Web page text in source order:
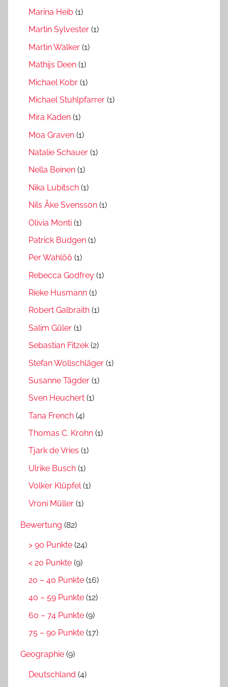
Marina Heib (1)
Martin Sylvester (1)
Martin Walker (1)
Mathijs Deen (1)
Michael Kobr (1)
Michael Stuhlpfarrer (1)
Mira Kaden (1)
Moa Graven (1)
Natalie Schauer (1)
Nella Beinen (1)
Nika Lubitsch (1)
Nils Åke Svensson (1)
Olivia Monti (1)
Patrick Budgen (1)
Per Wahlöö (1)
Rebecca Godfrey (1)
Rieke Husmann (1)
Robert Galbraith (1)
Salim Güler (1)
Sebastian Fitzek (2)
Stefan Wollschläger (1)
Susanne Tägder (1)
Sven Heuchert (1)
Tana French (4)
Thomas C. Krohn (1)
Tjark de Vries (1)
Ulrike Busch (1)
Volker Klüpfel(1)
Vroni Müller (1)
Bewertung (82)
> 90 Punkte (24)
< 20 Punkte (9)
20 – 40 Punkte (16)
40 – 59 Punkte (12)
60 – 74 Punkte (9)
75 – 90 Punkte (17)
Geographie (9)
Deutschland (4)